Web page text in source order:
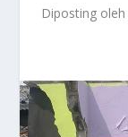
Diposting oleh